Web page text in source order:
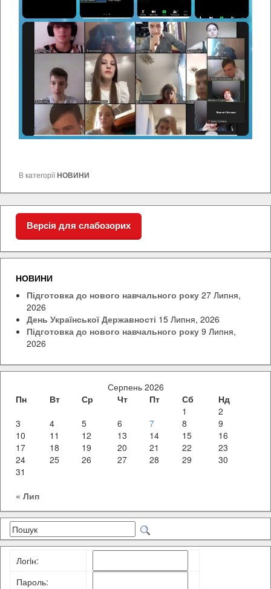
В категоріїНОВИНИ
Версія для слабозорих
НОВИНИ
Підготовка до нового навчального року 27 Липня,
2026
День Української Державності 15 Липня, 2026
Підготовка до нового навчального року 9 Липня,
2026
Серпень 2026
Пн
Вт Ср Чт Пт Сб
Нд
1
2
3
4 5 6 7 8
9
10
11 12 13 14 15
16
17
18 19 20 21 22
23
24
25 26 27 28 29
30
31
« Лип
Логiн:
Пароль: